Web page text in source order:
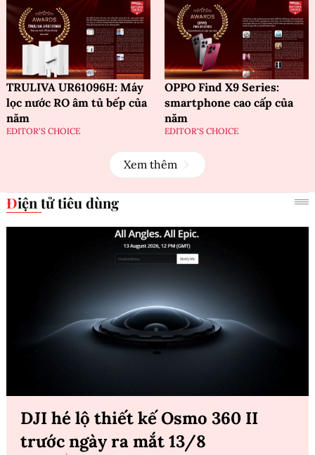
TRULIVA UR61096H: Máy
lọc nước RO âm tủ bếp của
năm
EDITOR'S CHOICE
OPPO Find X9 Series:
smartphone cao cấp của
năm
EDITOR'S CHOICE
Xem thêm
Điện tử tiêu dùng
DJI hé lộ thiết kế Osmo 360 II
trước ngày ra mắt 13/8